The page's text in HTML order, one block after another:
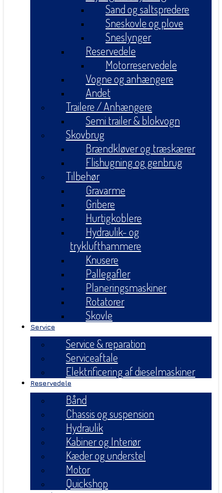
Sand og saltspredere
Sneskovle og plove
Sneslynger
Reservedele
Motorreservedele
Vogne og anhængere
Andet
Trailere / Anhængere
Semi trailer & blokvogn
Skovbrug
Brændkløver og træskærer
Flishugning og genbrug
Tilbehør
Gravarme
Gribere
Hurtigkoblere
Hydraulik- og
tryklufthammere
Knusere
Pallegafler
Planeringsmaskiner
Rotatorer
Skovle
Service
Service & reparation
Serviceaftale
Elektrificering af dieselmaskiner
Reservedele
Bånd
Chassis og suspension
Hydraulik
Kabiner og Interiør
Kæder og understel
Motor
Quickshop